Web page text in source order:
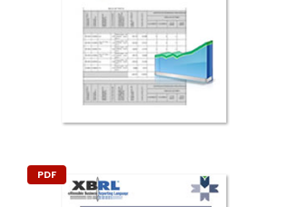
PDF